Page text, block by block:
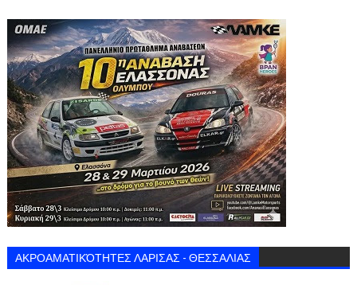
ΑΚΡΟΑΜΑΤΙΚΌΤΗΤΕΣ ΛΑΡΙΣΑΣ - ΘΕΣΣΑΛΙΑΣ